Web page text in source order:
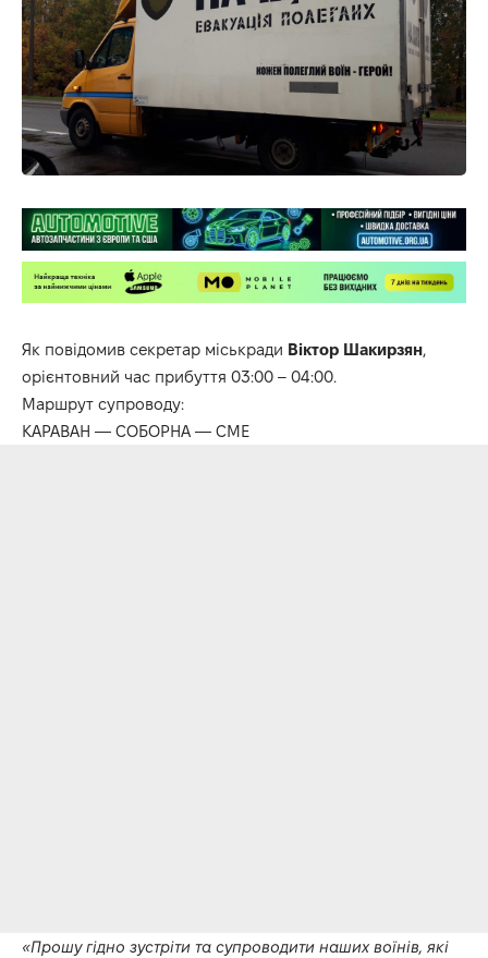
Як повідомив секретар міськради Віктор Шакирзян,
орієнтовний час прибуття 03:00 – 04:00.
Маршрут супроводу:
КАРАВАН — СОБОРНА — СМЕ
«Прошу гідно зустріти та супроводити наших воїнів, які